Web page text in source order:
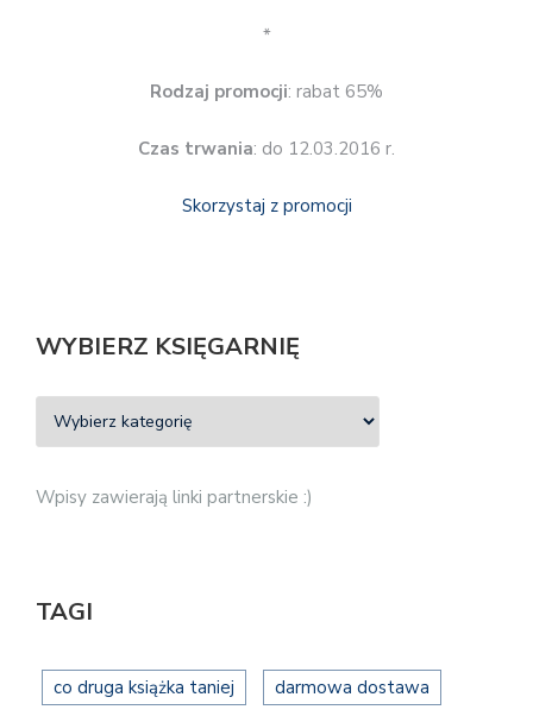
*
Rodzaj promocji: rabat 65%
Czas trwania: do 12.03.2016 r.
Skorzystaj z promocji
WYBIERZ KSIĘGARNIĘ
Wpisy zawierają linki partnerskie :)
TAGI
co druga książka taniej darmowa dostawa